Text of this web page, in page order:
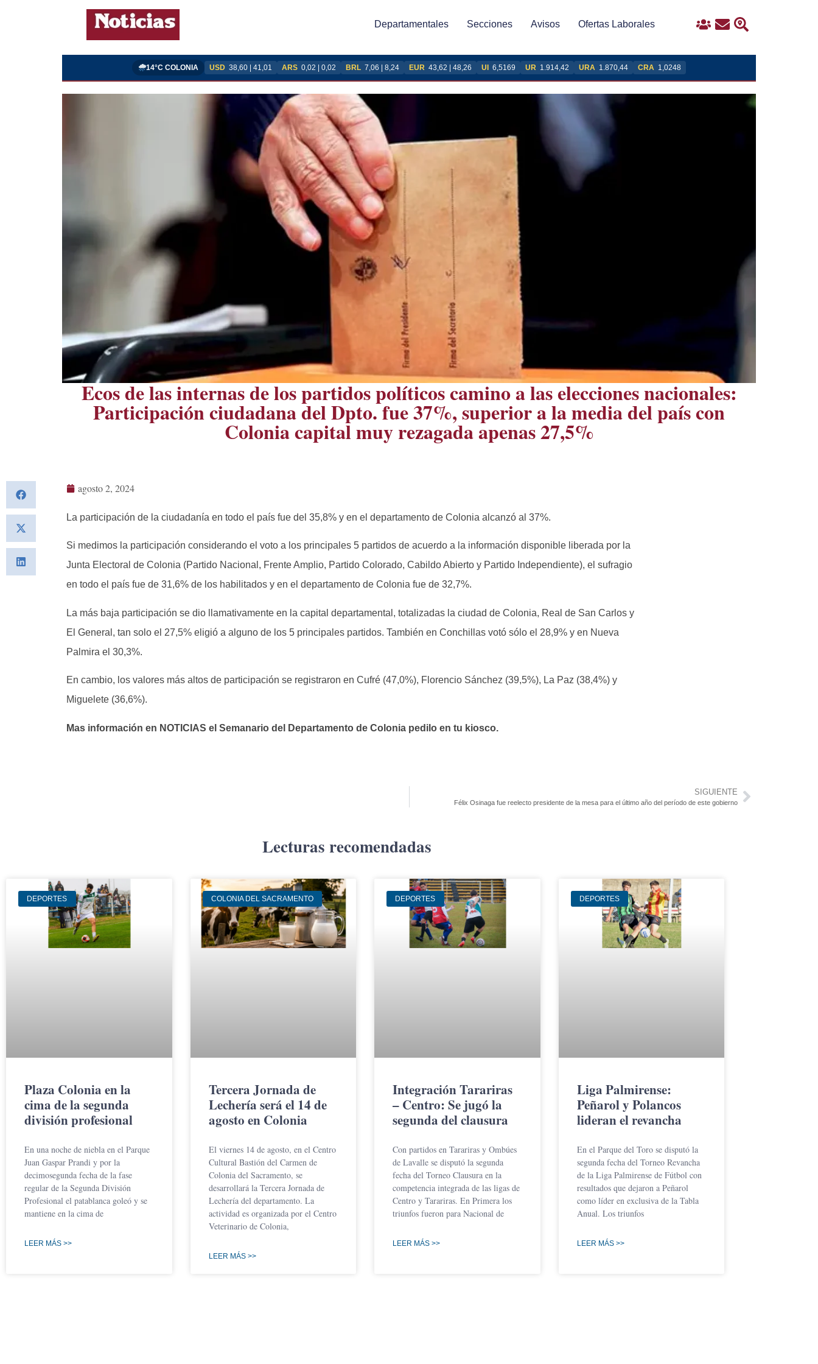
Departamentales Secciones Avisos Ofertas Laborales IngresoContacto
Buscar
14°C COLONIA USD 38,60 | 41,01 ARS 0,02 | 0,02 BRL 7,06 | 8,24 EUR 43,62 | 48,26 UI 6,5169 UR 1.914,42 URA 1.870,44 CRA 1,0248
Ecos de las internas de los partidos políticos camino a las elecciones nacionales:
Participación ciudadana del Dpto. fue 37%, superior a la media del país con
Colonia capital muy rezagada apenas 27,5%
agosto 2, 2024
La participación de la ciudadanía en todo el país fue del 35,8% y en el departamento de Colonia alcanzó al 37%.
Si medimos la participación considerando el voto a los principales 5 partidos de acuerdo a la información disponible liberada por la
Junta Electoral de Colonia (Partido Nacional, Frente Amplio, Partido Colorado, Cabildo Abierto y Partido Independiente), el sufragio
en todo el país fue de 31,6% de los habilitados y en el departamento de Colonia fue de 32,7%.
La más baja participación se dio llamativamente en la capital departamental, totalizadas la ciudad de Colonia, Real de San Carlos y
El General, tan solo el 27,5% eligió a alguno de los 5 principales partidos. También en Conchillas votó sólo el 28,9% y en Nueva
Palmira el 30,3%.
En cambio, los valores más altos de participación se registraron en Cufré (47,0%), Florencio Sánchez (39,5%), La Paz (38,4%) y
Miguelete (36,6%).
Mas información en NOTICIAS el Semanario del Departamento de Colonia pedilo en tu kiosco.
SIGUIENTE
Félix Osinaga fue reelecto presidente de la mesa para el último año del período de este gobierno
Lecturas recomendadas
DEPORTES
Plaza Colonia en la
cima de la segunda
división profesional
En una noche de niebla en el Parque
Juan Gaspar Prandi y por la
decimosegunda fecha de la fase
regular de la Segunda División
Profesional el patablanca goleó y se
mantiene en la cima de
LEER MÁS >>
COLONIA DEL SACRAMENTO
Tercera Jornada de
Lechería será el 14 de
agosto en Colonia
El viernes 14 de agosto, en el Centro
Cultural Bastión del Carmen de
Colonia del Sacramento, se
desarrollará la Tercera Jornada de
Lechería del departamento. La
actividad es organizada por el Centro
Veterinario de Colonia,
LEER MÁS >>
DEPORTES
Integración Tarariras
– Centro: Se jugó la
segunda del clausura
Con partidos en Tarariras y Ombúes
de Lavalle se disputó la segunda
fecha del Torneo Clausura en la
competencia integrada de las ligas de
Centro y Tarariras. En Primera los
triunfos fueron para Nacional de
LEER MÁS >>
DEPORTES
Liga Palmirense:
Peñarol y Polancos
lideran el revancha
En el Parque del Toro se disputó la
segunda fecha del Torneo Revancha
de la Liga Palmirense de Fútbol con
resultados que dejaron a Peñarol
como líder en exclusiva de la Tabla
Anual. Los triunfos
LEER MÁS >>